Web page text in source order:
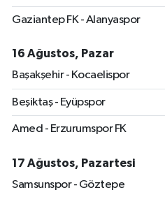
Gaziantep FK - Alanyaspor
16 Ağustos, Pazar
Başakşehir - Kocaelispor
Beşiktaş - Eyüpspor
Amed - Erzurumspor FK
17 Ağustos, Pazartesi
Samsunspor - Göztepe